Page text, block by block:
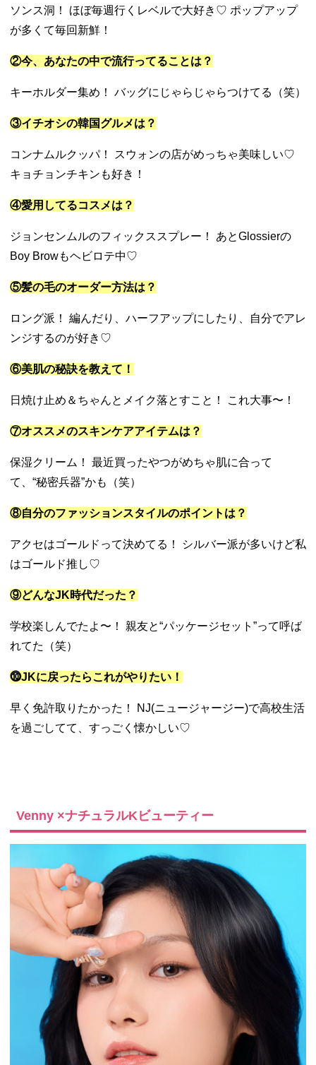
ソンス洞！ ほぼ毎週行くレベルで大好き♡ ポップアップ
が多くて毎回新鮮！
②今、あなたの中で流行ってることは？
キーホルダー集め！ バッグにじゃらじゃらつけてる（笑）
③イチオシの韓国グルメは？
コンナムルクッパ！ スウォンの店がめっちゃ美味しい♡
キョチョンチキンも好き！
④愛用してるコスメは？
ジョンセンムルのフィックススプレー！ あとGlossierの
Boy Browもヘビロテ中♡
⑤髪の毛のオーダー方法は？
ロング派！ 編んだり、ハーフアップにしたり、自分でアレ
ンジするのが好き♡
⑥美肌の秘訣を教えて！
日焼け止め＆ちゃんとメイク落とすこと！ これ大事〜！
⑦オススメのスキンケアアイテムは？
保湿クリーム！ 最近買ったやつがめちゃ肌に合って
て、“秘密兵器”かも（笑）
⑧自分のファッションスタイルのポイントは？
アクセはゴールドって決めてる！ シルバー派が多いけど私
はゴールド推し♡
⑨どんなJK時代だった？
学校楽しんでたよ〜！ 親友と“パッケージセット”って呼ば
れてた（笑）
⓾JKに戻ったらこれがやりたい！
早く免許取りたかった！ NJ(ニュージャージー)で高校生活
を過ごしてて、すっごく懐かしい♡
Venny ×ナチュラルKビューティー